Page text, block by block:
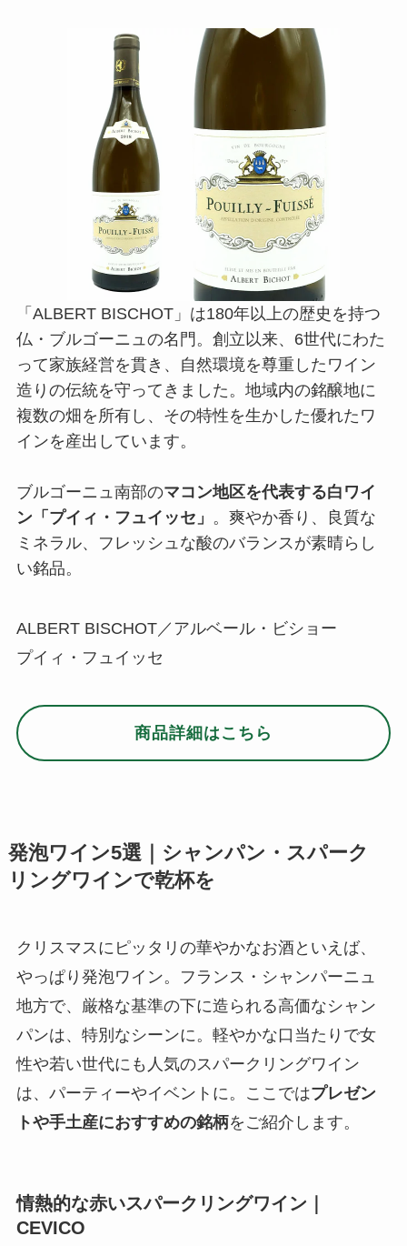
「ALBERT BISCHOT」は180年以上の歴史を持つ
仏・ブルゴーニュの名門。創立以来、6世代にわた
って家族経営を貫き、自然環境を尊重したワイン
造りの伝統を守ってきました。地域内の銘醸地に
複数の畑を所有し、その特性を生かした優れたワ
インを産出しています。
ブルゴーニュ南部のマコン地区を代表する白ワイ
ン「プイィ・フュイッセ」 。爽やか香り、良質な
ミネラル、フレッシュな酸のバランスが素晴らし
い銘品。
ALBERT BISCHOT／アルベール・ビショー
プイィ・フュイッセ
商品詳細はこちら
発泡ワイン5選｜シャンパン・スパーク
リングワインで乾杯を
クリスマスにピッタリの華やかなお酒といえば、
やっぱり発泡ワイン。フランス・シャンパーニュ
地方で、厳格な基準の下に造られる高価なシャン
パンは、特別なシーンに。軽やかな口当たりで女
性や若い世代にも人気のスパークリングワイン
は、パーティーやイベントに。ここではプレゼン
トや手土産におすすめの銘柄をご紹介します。
情熱的な赤いスパークリングワイン｜
CEVICO